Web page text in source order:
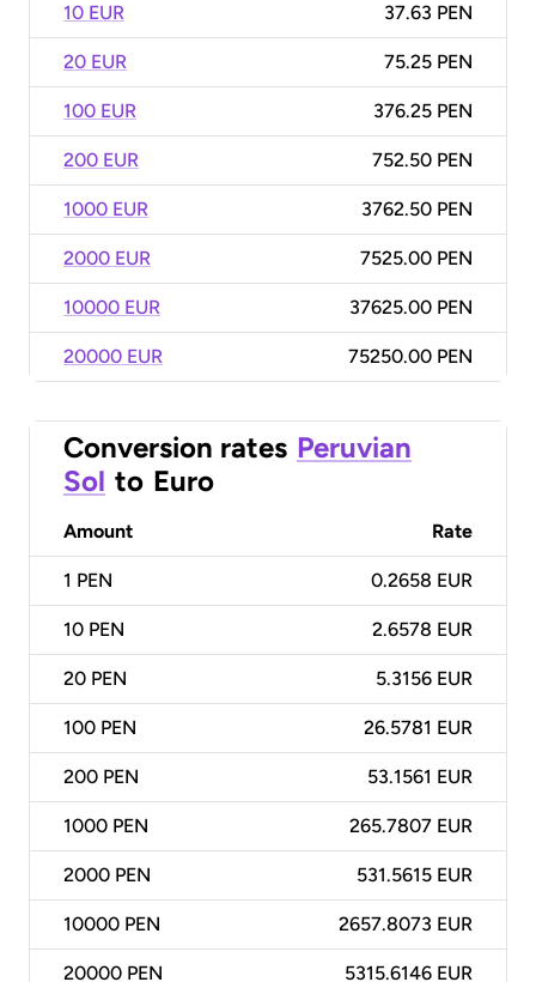
10 EUR 37.63 PEN
20 EUR 75.25 PEN
100 EUR 376.25 PEN
200 EUR 752.50 PEN
1000 EUR 3762.50 PEN
2000 EUR 7525.00 PEN
10000 EUR 37625.00 PEN
20000 EUR 75250.00 PEN
Conversion rates Peruvian
Sol to Euro
Amount Rate
1 PEN 0.2658 EUR
10 PEN 2.6578 EUR
20 PEN 5.3156 EUR
100 PEN 26.5781 EUR
200 PEN 53.1561 EUR
1000 PEN 265.7807 EUR
2000 PEN 531.5615 EUR
10000 PEN 2657.8073 EUR
20000 PEN 5315.6146 EUR